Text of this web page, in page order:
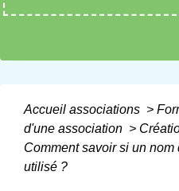
Accueil associations >
d'une association >
Comment savoir si un
utilisé ?